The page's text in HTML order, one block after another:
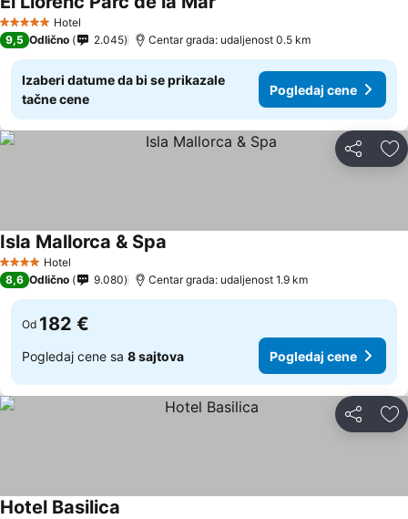
5 ZvezdiceHotel
9,5 Odlično 2.045 Centar grada: udaljenost 0.5 km
Izaberi datume da bi se prikazale
tačne cene
Pogledaj cene
Deli
4 ZvezdiceHotel
Isla Mallorca & Spa
8,6 Odlično 9.080 Centar grada: udaljenost 1.9 km
Od 182 €
Pogledaj cene sa 8 sajtova Pogledaj cene
Deli
Hotel Basilica